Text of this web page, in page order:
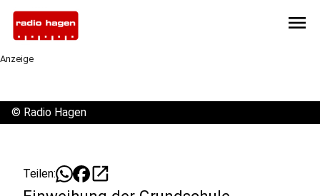
menu
Anzeige
© Radio Hagen
Teilen: open_in_new